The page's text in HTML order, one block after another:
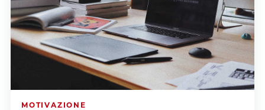
MOTIVAZIONE